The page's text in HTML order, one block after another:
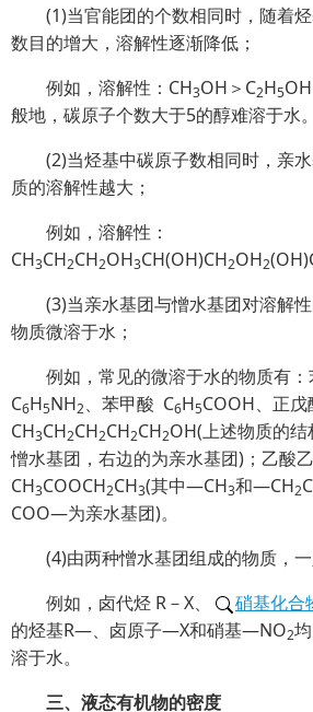
(1)当官能团的个数相同时，随着
数目的增大，溶解性逐渐降低；
例如，溶解性：CH3OH＞C2H5
般地，碳原子个数大于5的醇难溶于水。
(2)当烃基中碳原子数相同时，亲
质的溶解性越大；
例如，溶解性：
CH3CH2CH2OH3CH(OH)CH2OH2
(3)当亲水基团与憎水基团对溶解
物质微溶于水；
例如，常见的微溶于水的物质有：
C6H5NH2、苯甲酸 C6H5COOH、正戊
CH3CH2CH2CH2CH2OH(上述物质的
憎水基团，右边的为亲水基团)；乙酸
CH3COOCH2CH3(其中—CH3和—CH2
COO—为亲水基团)。
(4)由两种憎水基团组成的物质，一
例如，卤代烃 R－X、
硝基化合
的烃基R—、卤原子—X和硝基—NO2
溶于水。
三、液态有机物的密度